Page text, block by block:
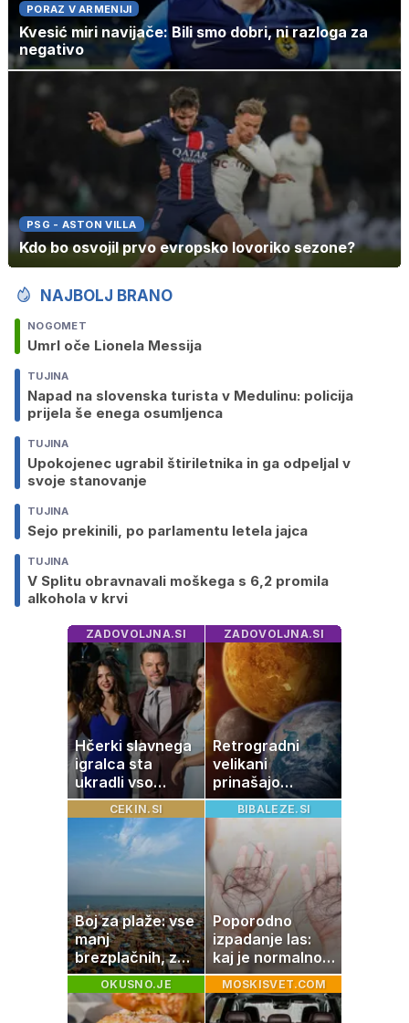
PORAZ V ARMENIJI
Kvesić miri navijače: Bili smo dobri, ni razloga za
negativo
PSG - ASTON VILLA
Kdo bo osvojil prvo evropsko lovoriko sezone?
NAJBOLJ BRANO
NOGOMET
Umrl oče Lionela Messija
TUJINA
Napad na slovenska turista v Medulinu: policija
prijela še enega osumljenca
TUJINA
Upokojenec ugrabil štiriletnika in ga odpeljal v
svoje stanovanje
TUJINA
Sejo prekinili, po parlamentu letela jajca
TUJINA
V Splitu obravnavali moškega s 6,2 promila
alkohola v krvi
ZADOVOLJNA.SI
Hčerki slavnega
igralca sta
ukradli vso
pozornost
ZADOVOLJNA.SI
Retrogradni
velikani
prinašajo
pomembne
premike – kaj
pomeni, da so
Saturn, Neptun
in Pluton hkrati
retrogradni?
CEKIN.SI
Boj za plaže: vse
manj
brezplačnih, za
ležalnik in
senčnik tudi več
kot 40 evrov
BIBALEZE.SI
Poporodno
izpadanje las:
kaj je normalno
in kako si
pomagati
OKUSNO.JE MOSKISVET.COM